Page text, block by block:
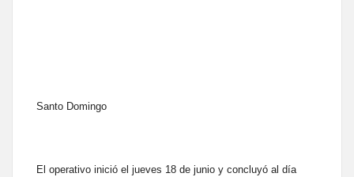
Santo Domingo
El operativo inició el jueves 18 de junio y concluyó al día